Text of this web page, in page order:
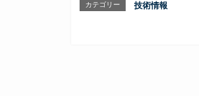
カテゴリー 技術情報